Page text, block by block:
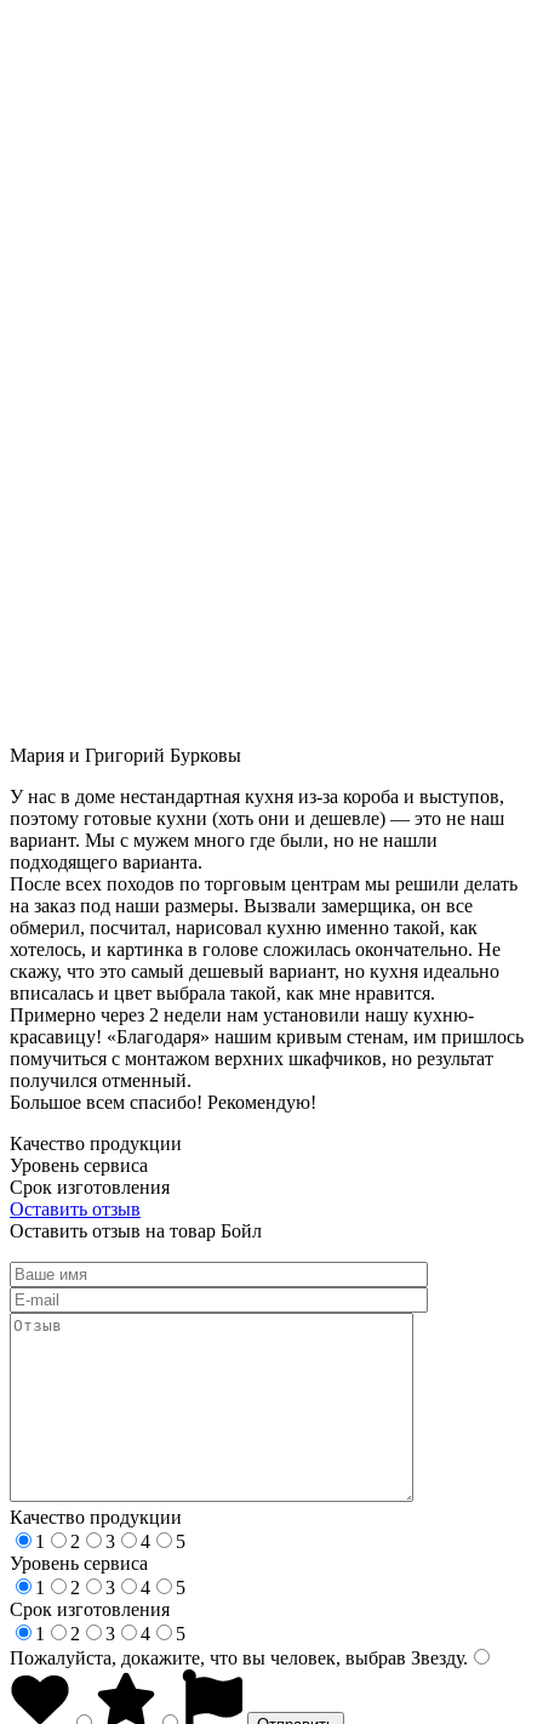
Мария и Григорий Бурковы
У нас в доме нестандартная кухня из-за короба и выступов,
поэтому готовые кухни (хоть они и дешевле) — это не наш
вариант. Мы с мужем много где были, но не нашли
подходящего варианта.
После всех походов по торговым центрам мы решили делать
на заказ под наши размеры. Вызвали замерщика, он все
обмерил, посчитал, нарисовал кухню именно такой, как
хотелось, и картинка в голове сложилась окончательно. Не
скажу, что это самый дешевый вариант, но кухня идеально
вписалась и цвет выбрала такой, как мне нравится.
Примерно через 2 недели нам установили нашу кухню-
красавицу! «Благодаря» нашим кривым стенам, им пришлось
помучиться с монтажом верхних шкафчиков, но результат
получился отменный.
Большое всем спасибо! Рекомендую!
Качество продукции
Уровень сервиса
Срок изготовления
Оставить отзыв
Оставить отзыв на товар Бойл
Качество продукции
1
2 3 4
5
Уровень сервиса
1
2 3 4
5
Срок изготовления
1
2 3 4
5
Пожалуйста, докажите, что вы человек, выбрав Звезду.